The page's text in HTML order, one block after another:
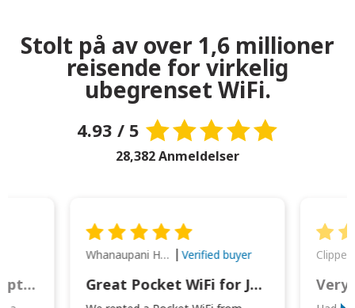
Stolt på av over 1,6 millioner
reisende for virkelig
ubegrenset WiFi.
4.93 / 5
28,382 Anmeldelser
This was wonderful option to a family of four. Everything worked smoothly.
Whanaupani Henry Joseph Macown Verified buyer
Great Pocket WiFi for Japan Travel Very